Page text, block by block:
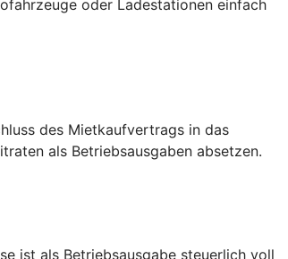
oder Ladestationen einfach
des Mietkaufvertrags in das
als Betriebsausgaben absetzen.
ist als Betriebsausgabe steuerlich voll